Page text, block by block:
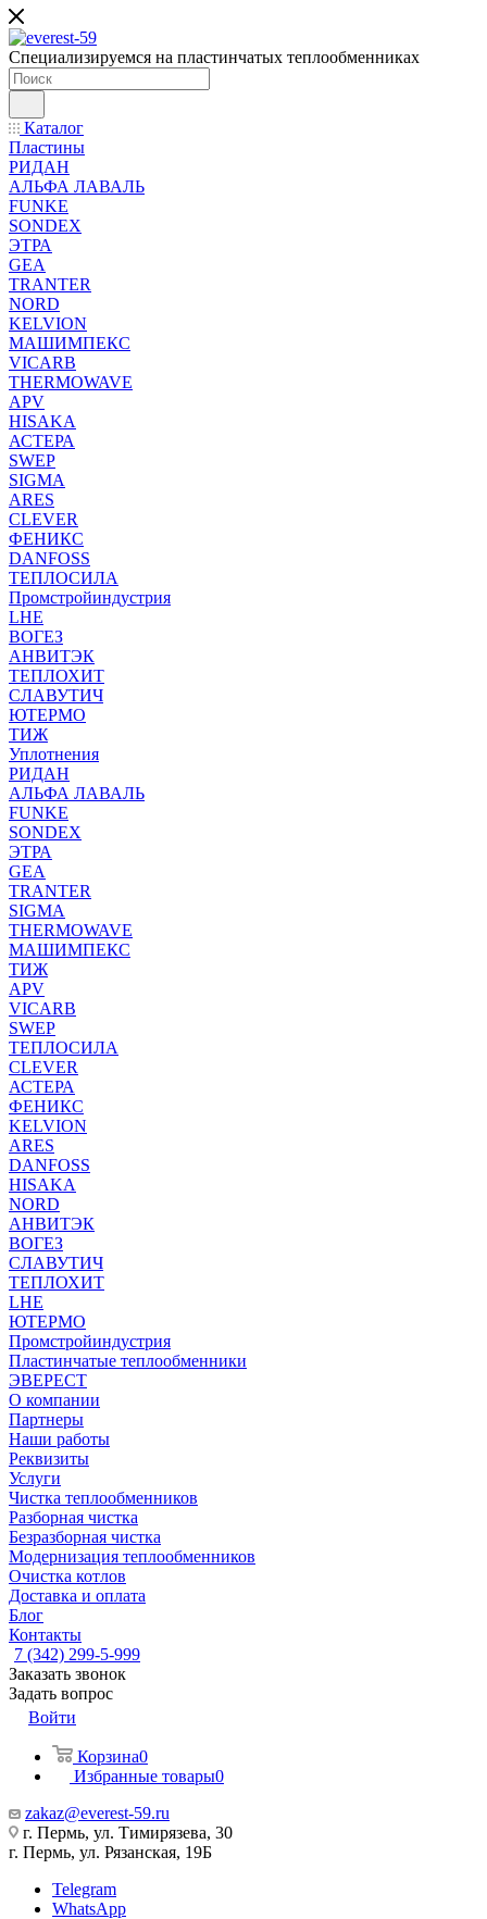
Специализируемся на пластинчатых теплообменниках
Каталог
Пластины
РИДАН
АЛЬФА ЛАВАЛЬ
FUNKE
SONDEX
ЭТРА
GEA
TRANTER
NORD
KELVION
МАШИМПЕКС
VICARB
THERMOWAVE
APV
HISAKA
АСТЕРА
SWEP
SIGMA
ARES
CLEVER
ФЕНИКС
DANFOSS
ТЕПЛОСИЛА
Промстройиндустрия
LHE
ВОГЕЗ
АНВИТЭК
ТЕПЛОХИТ
СЛАВУТИЧ
ЮТЕРМО
ТИЖ
Уплотнения
РИДАН
АЛЬФА ЛАВАЛЬ
FUNKE
SONDEX
ЭТРА
GEA
TRANTER
SIGMA
THERMOWAVE
МАШИМПЕКС
ТИЖ
APV
VICARB
SWEP
ТЕПЛОСИЛА
CLEVER
АСТЕРА
ФЕНИКС
KELVION
ARES
DANFOSS
HISAKA
NORD
АНВИТЭК
ВОГЕЗ
СЛАВУТИЧ
ТЕПЛОХИТ
LHE
ЮТЕРМО
Промстройиндустрия
Пластинчатые теплообменники
ЭВЕРЕСТ
О компании
Партнеры
Наши работы
Реквизиты
Услуги
Чистка теплообменников
Разборная чистка
Безразборная чистка
Модернизация теплообменников
Очистка котлов
Доставка и оплата
Блог
Контакты
7 (342) 299-5-999
Заказать звонок
Задать вопрос
Войти
Корзина0
Избранные товары0
zakaz@everest-59.ru
г. Пермь, ул. Тимирязева, 30
г. Пермь, ул. Рязанская, 19Б
Telegram
WhatsApp